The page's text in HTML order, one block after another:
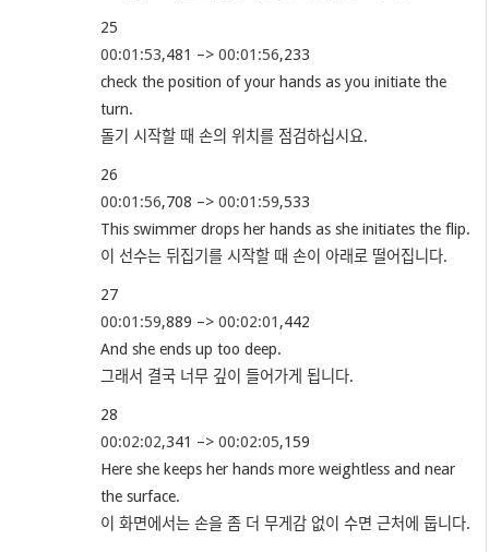
25
00:01:53,481 –>00:01:56,233
check the position of your hands as you initiate the
turn.
돌기 시작할 때 손의 위치를 점검하십시요.
26
00:01:56,708 –>00:01:59,533
This swimmer drops her hands as she initiates the flip.
이 선수는 뒤집기를 시작할 때 손이 아래로 떨어집니다.
27
00:01:59,889 –>00:02:01 ,442
And she ends up too deep.
그래서 결국 너무 깊이 들어가게 됩니다.
28
00:02:02,341 –>00:02:05,159
Here she keeps her hands more weightless and near
the surface.
이 화면에서는 손을 좀 더 무게감 없이 수면 근처에 둡니다.